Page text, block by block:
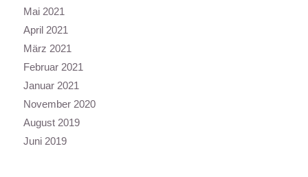
Mai 2021
April 2021
März 2021
Februar 2021
Januar 2021
November 2020
August 2019
Juni 2019